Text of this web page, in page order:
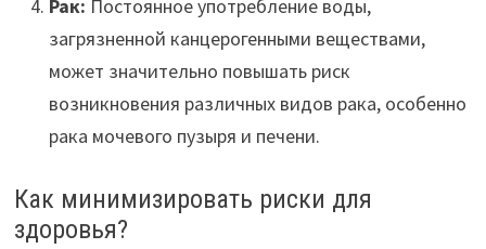
Рак: Постоянное употребление воды,
загрязненной канцерогенными веществами,
может значительно повышать риск
возникновения различных видов рака, особенно
рака мочевого пузыря и печени.
Как минимизировать риски для
здоровья?